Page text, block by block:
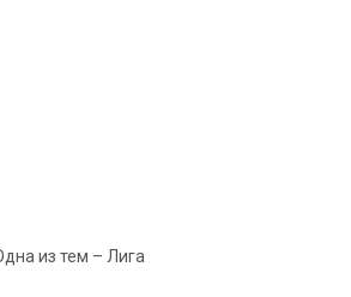
из тем – Лига